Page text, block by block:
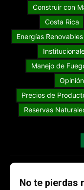
Construir con
Costa Rica
Energías Renovables
Manejo de
Opinión
Precios de
Reservas
No te pierdas